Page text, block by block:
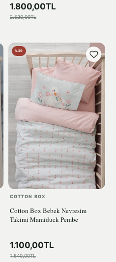
1.800,00TL
2.520,00TL
%29
COTTON BOX
Cotton Box Bebek Nevresim
Takimi Mamiduck Pembe
1.100,00TL
1.540,00TL